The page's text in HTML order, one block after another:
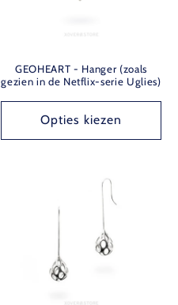
GEOHEART - Hanger (zoals
gezien in de Netflix-serie Uglies)
Opties kiezen